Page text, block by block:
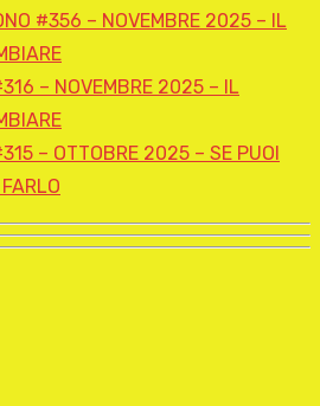
#356 – NOVEMBRE 2025 – IL
– NOVEMBRE 2025 – IL
– OTTOBRE 2025 – SE PUOI